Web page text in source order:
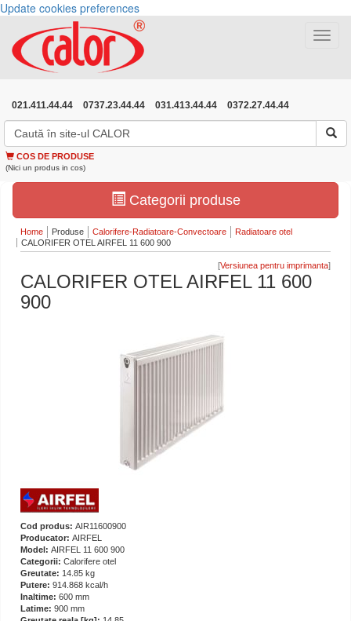
Update cookies preferences
Toggle
021.411.44.44 0737.23.44.44 031.413.44.44 0372.27.44.44
COS DE PRODUSE
(Nici un produs in cos)
Categorii produse
Home Produse Calorifere-Radiatoare-Convectoare
Radiatoare otel
CALORIFER OTEL AIRFEL 11 600 900
[ ]
CALORIFER OTEL AIRFEL 11 600
900
Cod produs: AIR11600900
Producator: AIRFEL
Model: AIRFEL 11 600 900
Categorii: Calorifere otel
Greutate: 14.85 kg
Putere: 914.868 kcal/h
Inaltime: 600 mm
Latime: 900 mm